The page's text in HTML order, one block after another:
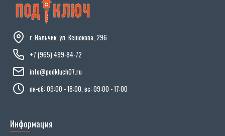
г. Нальчик, ул. Кешокова, 296
+7 (965) 499-84-72
info@podkluch07.ru
пн-сб: 09:00 - 18:00, вс: 09:00 - 17:00
Информация